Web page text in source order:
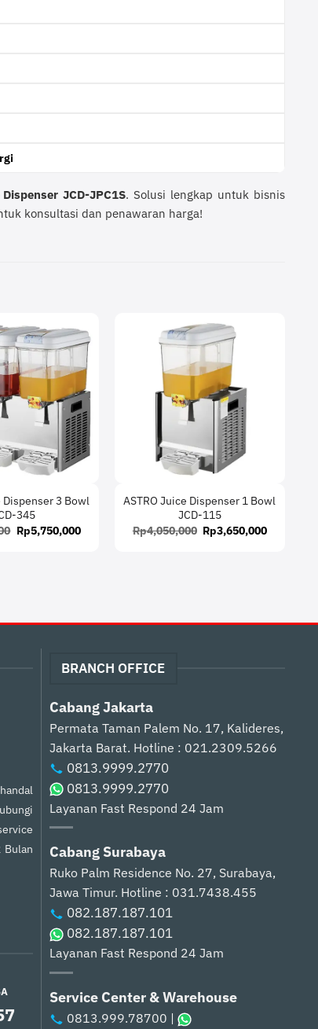
JCD-JPC1S. Solusi lengkap untuk bisnis
konsultasi dan penawaran harga!
Dispenser 3 Bowl
345
Original
price
Rp5,750,000Current
ASTRO Juice Dispenser 1 Bowl
JCD-115
Rp4,050,000 Original
price
Rp3,650,000Current
Bulan
BRANCH OFFICE
Cabang Jakarta
Permata Taman Palem No. 17, Kalideres,
Jakarta Barat. Hotline : 021.2309.5266
0813.9999.2770
0813.9999.2770
Layanan Fast Respond 24 Jam
Cabang Surabaya
Ruko Palm Residence No. 27, Surabaya,
Jawa Timur. Hotline : 031.7438.455
082.187.187.101
082.187.187.101
Layanan Fast Respond 24 Jam
Service Center & Warehouse
0813.999.78700 |